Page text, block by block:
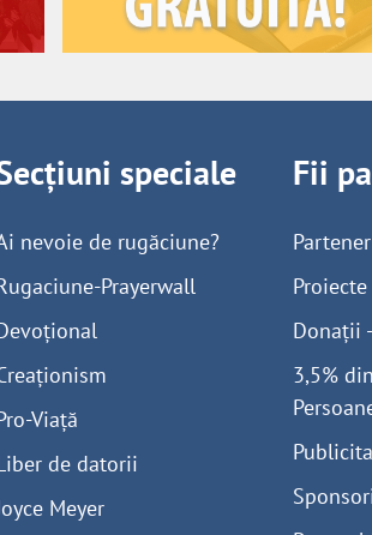
speciale
nevoie de rugăciune?
Prayerwall
Viață
de datorii
Meyer
Fii
Donații
3,5%